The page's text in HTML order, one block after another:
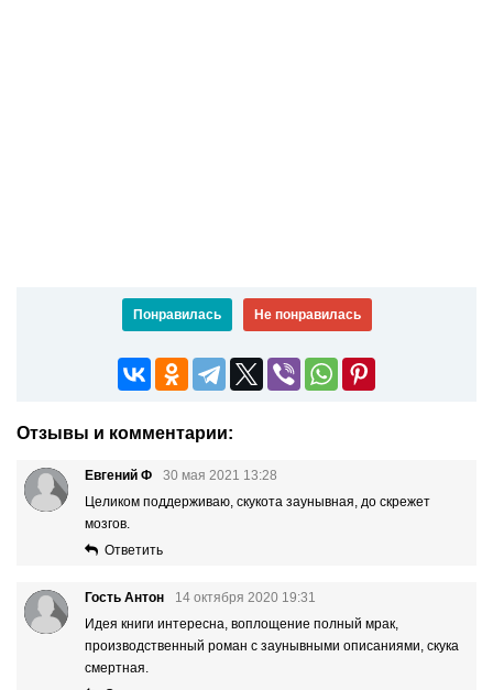
Понравилась Не понравилась
Отзывы и комментарии:
Евгений Ф
30 мая 2021 13:28
Целиком поддерживаю, скукота заунывная, до скрежет
мозгов.
Ответить
Гость Антон
14 октября 2020 19:31
Идея книги интересна, воплощение полный мрак,
производственный роман с заунывными описаниями, скука
смертная.